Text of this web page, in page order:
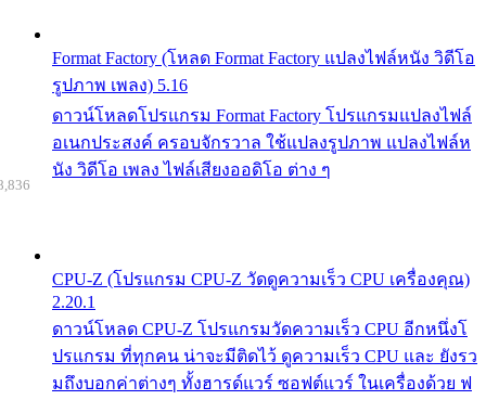
Format Factory (โหลด Format Factory แปลงไฟล์หนัง วิดีโอ
รูปภาพ เพลง) 5.16
ดาวน์โหลดโปรแกรม Format Factory โปรแกรมแปลงไฟล์
อเนกประสงค์ ครอบจักรวาล ใช้แปลงรูปภาพ แปลงไฟล์ห
นัง วิดีโอ เพลง ไฟล์เสียงออดิโอ ต่าง ๆ
CPU-Z (โปรแกรม CPU-Z วัดดูความเร็ว CPU เครื่องคุณ)
2.20.1
ดาวน์โหลด CPU-Z โปรแกรมวัดความเร็ว CPU อีกหนึ่งโ
ปรแกรม ที่ทุกคน น่าจะมีติดไว้ ดูความเร็ว CPU และ ยังรว
มถึงบอกค่าต่างๆ ทั้งฮารด์แวร์ ซอฟต์แวร์ ในเครื่องด้วย ฟ